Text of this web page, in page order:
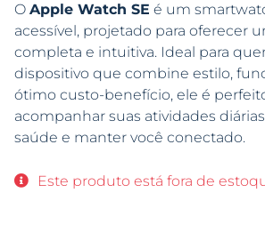
O Apple Watch SE é um
acessível, projetado para oferecer
completa e intuitiva. Ideal para
dispositivo que combine estilo,
ótimo custo-benefício, ele é
acompanhar suas atividades
saúde e manter você conectado.
Este produto está fora de